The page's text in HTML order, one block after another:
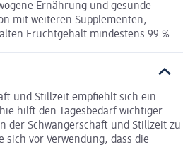
Ernährung und gesunde
mit weiteren Supplementen,
Fruchtgehalt mindestens 99 %
und Stillzeit empfiehlt sich ein
hilft den Tagesbedarf wichtiger
der Schwangerschaft und Stillzeit zu
sich vor Verwendung, dass die